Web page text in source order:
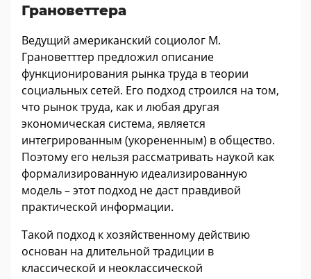
Грановеттера
Ведущий американский социолог М.
Грановетттер предложил описание
функционирования рынка труда в теории
социальных сетей. Его подход строился на том,
что рынок труда, как и любая другая
экономическая система, является
интегрированным (укорененным) в общество.
Поэтому его нельзя рассматривать наукой как
формализированную идеализированную
модель – этот подход не даст правдивой
практической информации.
Такой подход к хозяйственному действию
основан на длительной традиции в
классической и неоклассической